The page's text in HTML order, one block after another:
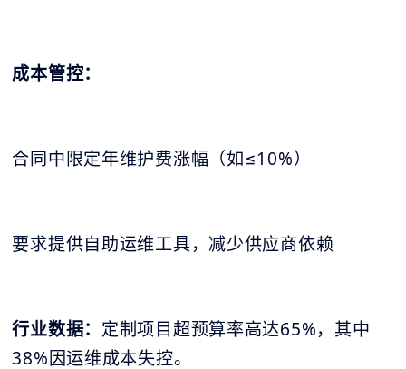
成本管控：
合同中限定年维护费涨幅（如≤10%）
要求提供自助运维工具，减少供应商依赖
行业数据： 定制项目超预算率高达65%，其中
38%因运维成本失控。